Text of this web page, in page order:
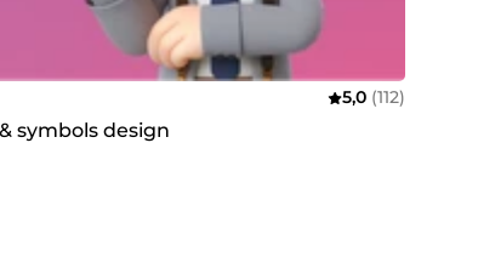
5,0 (112)
symbols design